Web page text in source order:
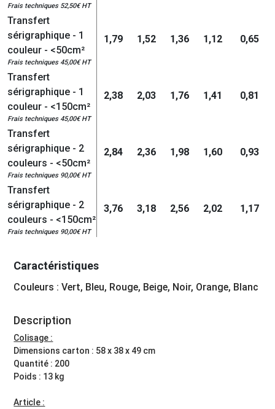
Frais techniques 52,50€ HT
Transfert
sérigraphique - 1
couleur - <50cm²
Frais techniques 45,00€ HT
1,79 1,52 1,36 1,12 0,65
Transfert
sérigraphique - 1
couleur - <150cm²
Frais techniques 45,00€ HT
2,38 2,03 1,76 1,41 0,81
Transfert
sérigraphique - 2
couleurs - <50cm²
Frais techniques 90,00€ HT
2,84 2,36 1,98 1,60 0,93
Transfert
sérigraphique - 2
couleurs - <150cm²
Frais techniques 90,00€ HT
3,76 3,18 2,56 2,02 1,17
Caractéristiques
Couleurs : Vert, Bleu, Rouge, Beige, Noir, Orange, Blanc
Description
Colisage :
Dimensions carton : 58 x 38 x 49 cm
Quantité : 200
Poids : 13 kg
Article :